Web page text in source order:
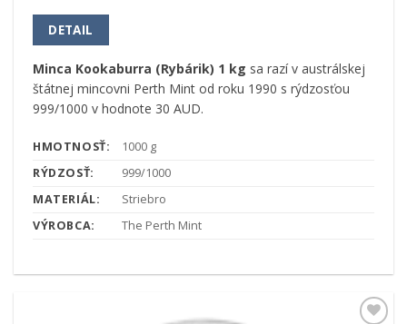
DETAIL
Minca Kookaburra (Rybárik) 1 kg sa razí v austrálskej
štátnej mincovni Perth Mint od roku 1990 s rýdzosťou
999/1000 v hodnote 30 AUD.
HMOTNOSŤ:
1000 g
RÝDZOSŤ:
999/1000
MATERIÁL:
Striebro
VÝROBCA:
The Perth Mint